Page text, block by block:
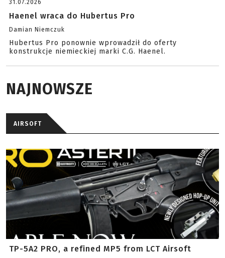
31.07.2026
Haenel wraca do Hubertus Pro
Damian Niemczuk
Hubertus Pro ponownie wprowadził do oferty
konstrukcje niemieckiej marki C.G. Haenel.
NAJNOWSZE
AIRSOFT
TP-5A2 PRO, a refined MP5 from LCT Airsoft